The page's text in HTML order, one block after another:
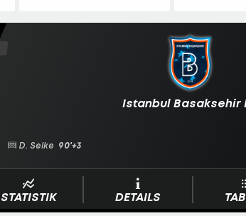
Istanbul Basaksehir
D. Selke 90'+3
STATISTIK DETAILS